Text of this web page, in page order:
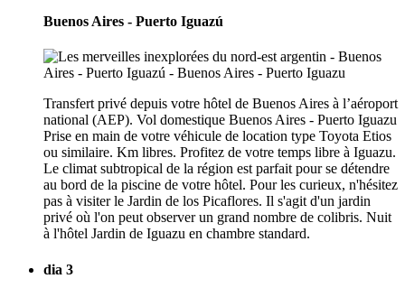
Buenos Aires - Puerto Iguazú
Transfert privé depuis votre hôtel de Buenos Aires à l’aéroport
national (AEP). Vol domestique Buenos Aires - Puerto Iguazu
Prise en main de votre véhicule de location type Toyota Etios
ou similaire. Km libres. Profitez de votre temps libre à Iguazu.
Le climat subtropical de la région est parfait pour se détendre
au bord de la piscine de votre hôtel. Pour les curieux, n'hésitez
pas à visiter le Jardin de los Picaflores. Il s'agit d'un jardin
privé où l'on peut observer un grand nombre de colibris. Nuit
à l'hôtel Jardin de Iguazu en chambre standard.
dia 3